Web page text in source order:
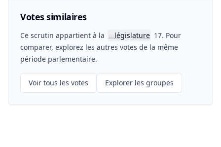
Votes similaires
Ce scrutin appartient à la 📖législature 17. Pour
comparer, explorez les autres votes de la même
période parlementaire.
Voir tous les votes Explorer les groupes